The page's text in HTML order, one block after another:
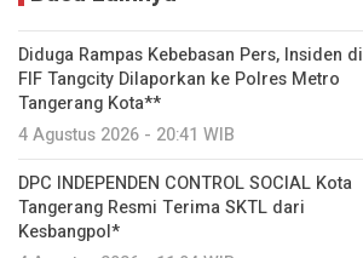
Diduga Rampas Kebebasan Pers, Insiden di
FIF Tangcity Dilaporkan ke Polres Metro
Tangerang Kota**
4 Agustus 2026 - 20:41 WIB
DPC INDEPENDEN CONTROL SOCIAL Kota
Tangerang Resmi Terima SKTL dari
Kesbangpol*